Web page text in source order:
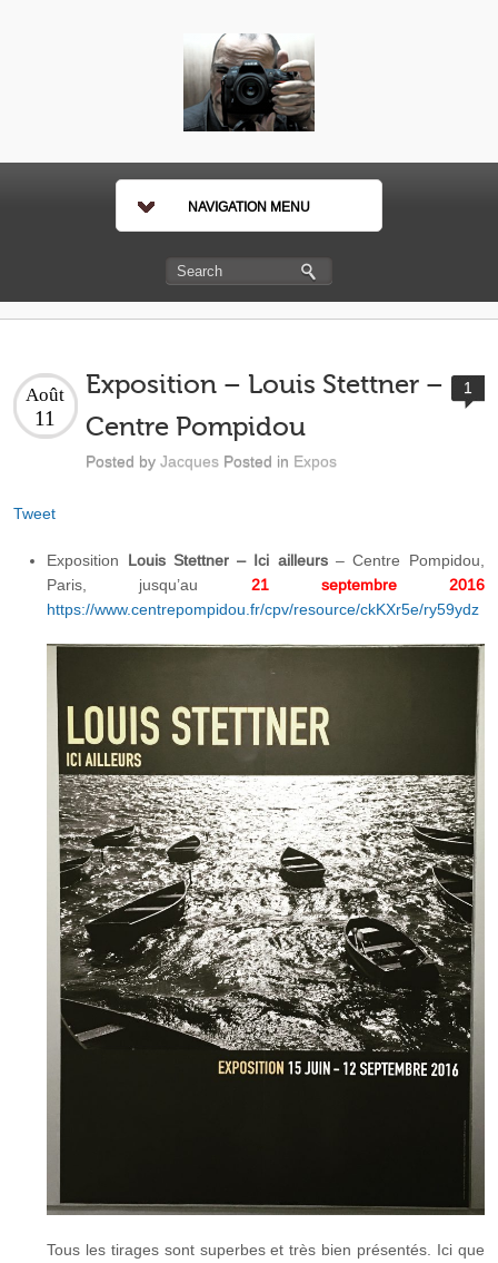
NAVIGATION MENU
Exposition – Louis Stettner –
Centre Pompidou
Août
11
Posted by Jacques Posted in Expos
1
Tweet
Exposition Louis Stettner – Ici ailleurs– Centre Pompidou,
Paris, jusqu’au 21septembre2016
https://www.centrepompidou.fr/cpv/resource/ckKXr5e/ry59ydz
Tous les tirages sont superbes et très bien présentés. Ici que